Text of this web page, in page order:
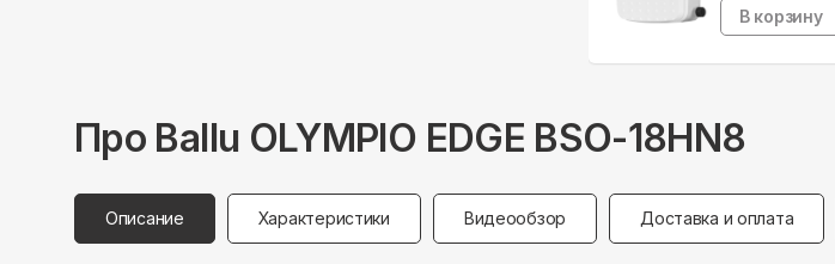
В корзину
Про Ballu OLYMPIO EDGE BSO-18HN8
Описание Характеристики Видеообзор Доставка и оплата